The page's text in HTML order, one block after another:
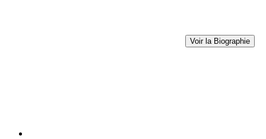
Voir la Biographie